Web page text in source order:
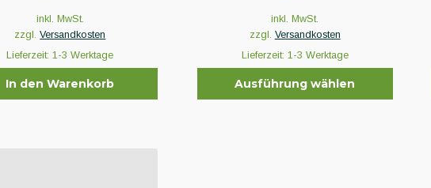
inkl. MwSt.
zzgl.Versandkosten
Lieferzeit:1-3 Werktage
In den Warenkorb
inkl. MwSt.
zzgl. Versandkosten
Lieferzeit: 1-3 Werktage
Ausführung wählen